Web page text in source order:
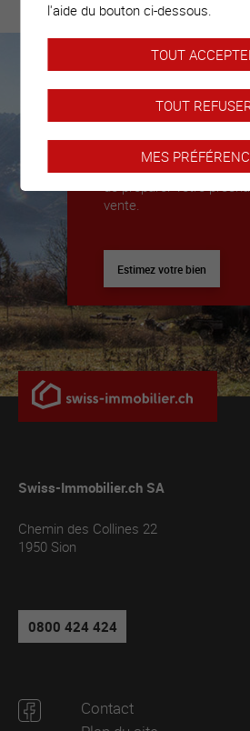
bien
accompagner
Nous déléguerons un
vous donner toutes les
de préparer votre
vente.
Estimez votre bien
Swiss-Immobilier.ch SA
Chemin des Collines 22
1950 Sion
0800 424 424
Contact
l'aide du bouton ci-dessous.
TOUT
TOUT
MES